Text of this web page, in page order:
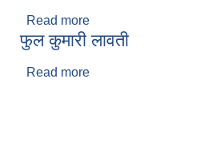
Read more
फुल कुमारी लावती
Read more